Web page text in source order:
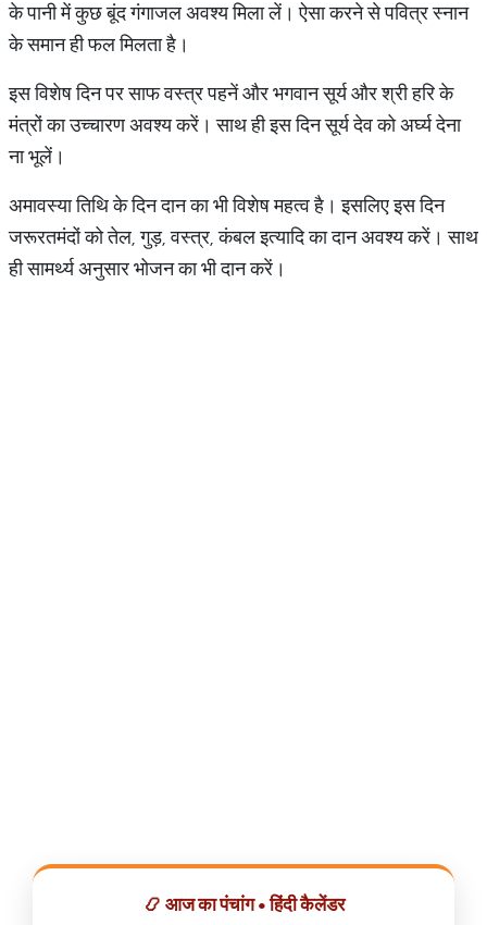
के पानी में कुछ बूंद गंगाजल अवश्य मिला लें। ऐसा करने से पवित्र स्नान
के समान ही फल मिलता है।
इस विशेष दिन पर साफ वस्त्र पहनें और भगवान सूर्य और श्री हरि के
मंत्रों का उच्चारण अवश्य करें। साथ ही इस दिन सूर्य देव को अर्घ्य देना
ना भूलें।
अमावस्या तिथि के दिन दान का भी विशेष महत्व है। इसलिए इस दिन
जरूरतमंदों को तेल, गुड़, वस्त्र, कंबल इत्यादि का दान अवश्य करें। साथ
ही सामर्थ्य अनुसार भोजन का भी दान करें।
📿 आज का पंचांग • हिंदी कैलेंडर